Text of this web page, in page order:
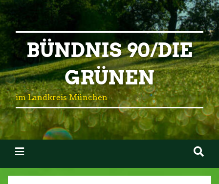
BÜNDNIS 90/DIE
GRÜNEN
im Landkreis München